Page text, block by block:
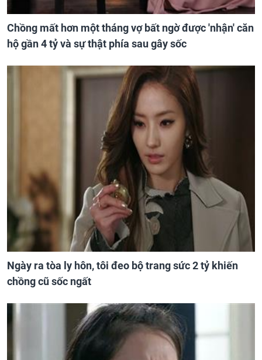
Chồng mất hơn một tháng vợ bất ngờ được 'nhận' căn
hộ gần 4 tỷ và sự thật phía sau gây sốc
Ngày ra tòa ly hôn, tôi đeo bộ trang sức 2 tỷ khiến
chồng cũ sốc ngất